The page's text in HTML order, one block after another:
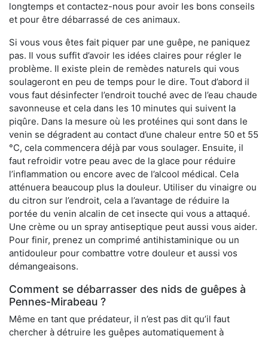
longtemps et contactez-nous pour avoir les bons conseils
et pour être débarrassé de ces animaux.
Si vous vous êtes fait piquer par une guêpe, ne paniquez
pas. Il vous suffit d’avoir les idées claires pour régler le
problème. Il existe plein de remèdes naturels qui vous
soulageront en peu de temps pour le dire. Tout d’abord il
vous faut désinfecter l’endroit touché avec de l’eau chaude
savonneuse et cela dans les 10 minutes qui suivent la
piqûre. Dans la mesure où les protéines qui sont dans le
venin se dégradent au contact d’une chaleur entre 50 et 55
°C, cela commencera déjà par vous soulager. Ensuite, il
faut refroidir votre peau avec de la glace pour réduire
l’inflammation ou encore avec de l’alcool médical. Cela
atténuera beaucoup plus la douleur. Utiliser du vinaigre ou
du citron sur l’endroit, cela a l’avantage de réduire la
portée du venin alcalin de cet insecte qui vous a attaqué.
Une crème ou un spray antiseptique peut aussi vous aider.
Pour finir, prenez un comprimé antihistaminique ou un
antidouleur pour combattre votre douleur et aussi vos
démangeaisons.
Comment se débarrasser des nids de guêpes à
Pennes-Mirabeau ?
Même en tant que prédateur, il n’est pas dit qu’il faut
chercher à détruire les guêpes automatiquement à